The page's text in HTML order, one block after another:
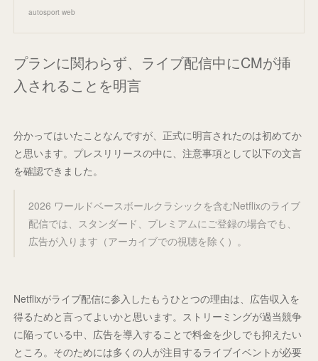
autosport web
プランに関わらず、ライブ配信中にCMが挿
入されることを明言
分かってはいたことなんですが、正式に明言されたのは初めてか
と思います。プレスリリースの中に、注意事項として以下の文言
を確認できました。
2026 ワールドベースボールクラシックを含むNetflixのライブ
配信では、スタンダード、プレミアムにご登録の場合でも、
広告が入ります（アーカイブでの視聴を除く）。
Netflixがライブ配信に参入したもうひとつの理由は、広告収入を
得るためと言ってよいかと思います。ストリーミングが過当競争
に陥っている中、広告を導入することで料金を少しでも抑えたい
ところ。そのためには多くの人が注目するライブイベントが必要